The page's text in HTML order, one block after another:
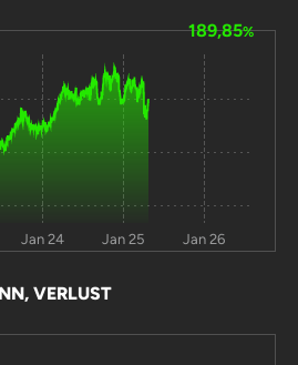
-16 -38 45,9 -
189,85%
Jan 24 Jan 25 Jan 26
VERLUST